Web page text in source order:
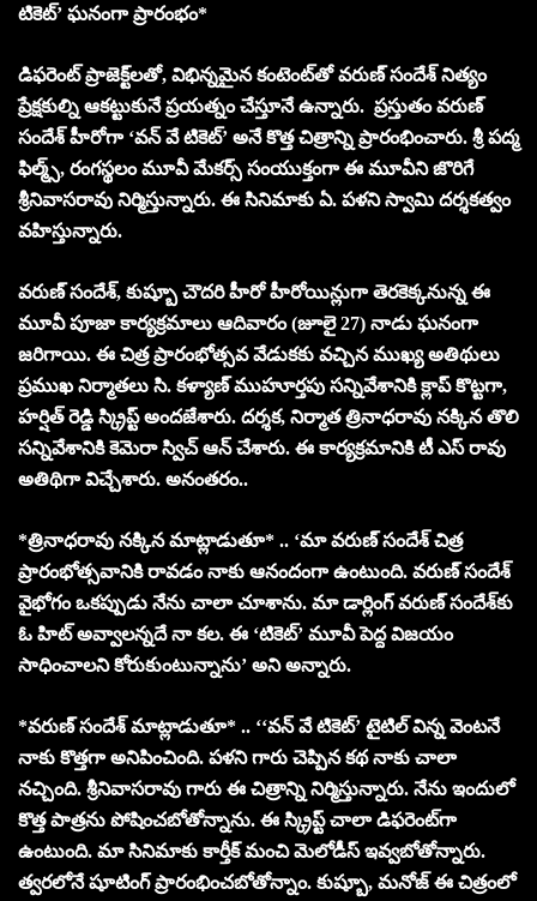
టికెట్’ ఘనంగా ప్రారంభం*
డిఫరెంట్ ప్రాజెక్ట్‌లతో, విభిన్నమైన కంటెంట్‌తో వరుణ్ సందేశ్ నిత్యం
ప్రేక్షకుల్ని ఆకట్టుకునే ప్రయత్నం చేస్తూనే ఉన్నారు. ప్రస్తుతం వరుణ్
సందేశ్ హీరోగా ‘వన్ వే టికెట్’ అనే కొత్త చిత్రాన్ని ప్రారంభించారు. శ్రీ పద్మ
ఫిల్మ్స్, రంగస్థలం మూవీ మేకర్స్ సంయుక్తంగా ఈ మూవీని జొరిగే
శ్రీనివాసరావు నిర్మిస్తున్నారు. ఈ సినిమాకు ఏ. పళని స్వామి దర్శకత్వం
వహిస్తున్నారు.
వరుణ్ సందేశ్, కుష్బూ చౌదరి హీరో హీరోయిన్లుగా తెరకెక్కనున్న ఈ
మూవీ పూజా కార్యక్రమాలు ఆదివారం (జూలై 27) నాడు ఘనంగా
జరిగాయి. ఈ చిత్ర ప్రారంభోత్సవ వేడుకకు వచ్చిన ముఖ్య అతిథులు
ప్రముఖ నిర్మాతలు సి. కళ్యాణ్ ముహూర్తపు సన్నివేశానికి క్లాప్ కొట్టగా,
హర్షిత్ రెడ్డి స్క్రిప్ట్ అందజేశారు. దర్శక, నిర్మాత త్రినాధరావు నక్కిన తొలి
సన్నివేశానికి కెమెరా స్విచ్ ఆన్ చేశారు. ఈ కార్యక్రమానికి టీ ఎస్ రావు
అతిథిగా విచ్చేశారు. అనంతరం..
*త్రినాధరావు నక్కిన మాట్లాడుతూ* .. ‘మా వరుణ్ సందేశ్‌ చిత్ర
ప్రారంభోత్సవానికి రావడం నాకు ఆనందంగా ఉంటుంది. వరుణ్ సందేశ్
వైభోగం ఒకప్పుడు నేను చాలా చూశాను. మా డార్లింగ్ వరుణ్ సందేశ్‌కు
ఓ హిట్ అవ్వాలన్నదే నా కల. ఈ ‘టికెట్’ మూవీ పెద్ద విజయం
సాధించాలని కోరుకుంటున్నాను’ అని అన్నారు.
*వరుణ్ సందేశ్ మాట్లాడుతూ* .. ‘‘వన్ వే టికెట్’ టైటిల్ విన్న వెంటనే
నాకు కొత్తగా అనిపించింది. పళని గారు చెప్పిన కథ నాకు చాలా
నచ్చింది. శ్రీనివాసరావు గారు ఈ చిత్రాన్ని నిర్మిస్తున్నారు. నేను ఇందులో
కొత్త పాత్రను పోషించబోతోన్నాను. ఈ స్క్రిప్ట్ చాలా డిఫరెంట్‌గా
ఉంటుంది. మా సినిమాకు కార్తీక్ మంచి మెలోడీస్ ఇవ్వబోతోన్నారు.
త్వరలోనే షూటింగ్ ప్రారంభించబోతోన్నాం. కుష్బూ, మనోజ్ ఈ చిత్రంలో